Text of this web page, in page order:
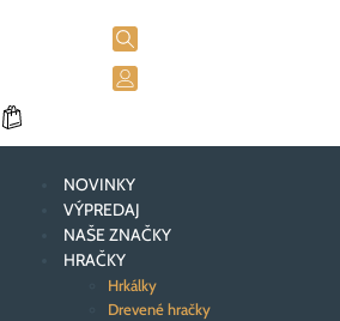
NOVINKY
VÝPREDAJ
NAŠE ZNAČKY
HRAČKY
Hrkálky
Drevené hračky